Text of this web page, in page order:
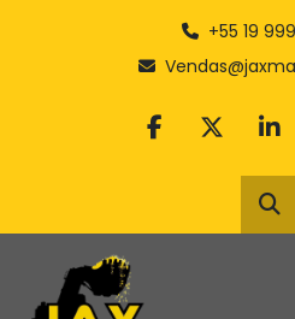
+55 19
facebook
twitter